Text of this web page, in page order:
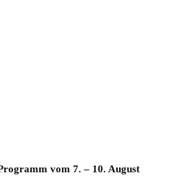
vom 7. – 10. August